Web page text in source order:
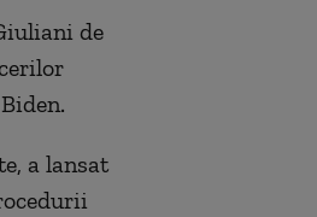
de
a lansat